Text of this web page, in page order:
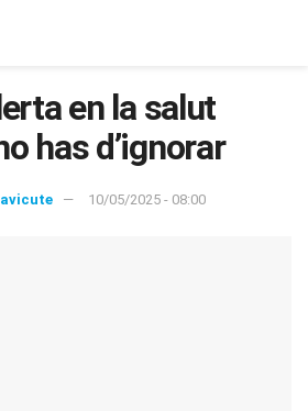
en la salut
has d’ignorar
10/05/2025 - 08:00